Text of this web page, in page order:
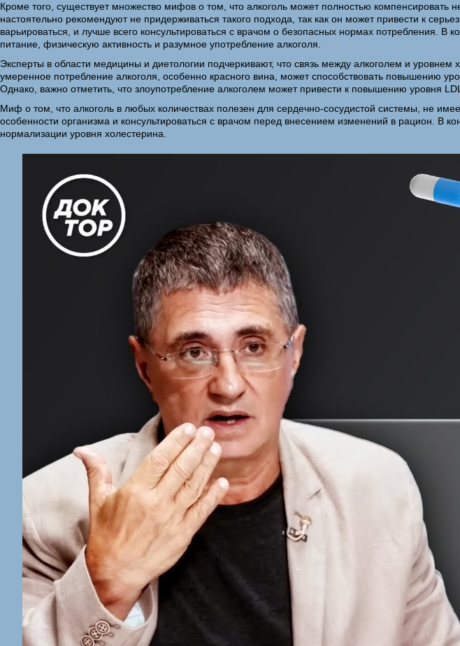
Кроме того, существует множество мифов о том, что алкоголь может полностью компенсировать
настоятельно рекомендуют не придерживаться такого подхода, так как он может привести к
варьироваться, и лучше всего консультироваться с врачом о безопасных нормах потребления. В
питание, физическую активность и разумное употребление алкоголя.
Эксперты в области медицины и диетологии подчеркивают, что связь между алкоголем и
умеренное потребление алкоголя, особенно красного вина, может способствовать повышению
Однако, важно отметить, что злоупотребление алкоголем может привести к повышению уровня
Миф о том, что алкоголь в любых количествах полезен для сердечно-сосудистой системы, не
особенности организма и консультироваться с врачом перед внесением изменений в рацион. В
нормализации уровня холестерина.